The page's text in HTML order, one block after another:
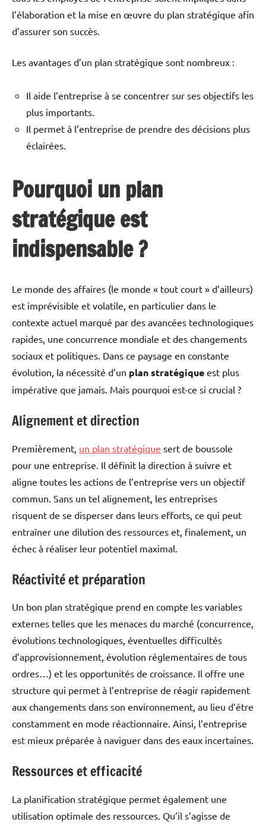
l’élaboration et la mise en œuvre du plan stratégique afin
d’assurer son succès.
Les avantages d’un plan stratégique sont nombreux :
Il aide l’entreprise à se concentrer sur ses objectifs les
plus importants.
Il permet à l’entreprise de prendre des décisions plus
éclairées.
Pourquoi un plan
stratégique est
indispensable ?
Le monde des affaires (le monde « tout court » d’ailleurs)
est imprévisible et volatile, en particulier dans le
contexte actuel marqué par des avancées technologiques
rapides, une concurrence mondiale et des changements
sociaux et politiques. Dans ce paysage en constante
évolution, la nécessité d’un plan stratégique est plus
impérative que jamais. Mais pourquoi est-ce si crucial ?
Alignement et direction
Premièrement, un plan stratégique sert de boussole
pour une entreprise. Il définit la direction à suivre et
aligne toutes les actions de l’entreprise vers un objectif
commun. Sans un tel alignement, les entreprises
risquent de se disperser dans leurs efforts, ce qui peut
entraîner une dilution des ressources et, finalement, un
échec à réaliser leur potentiel maximal.
Réactivité et préparation
Un bon plan stratégique prend en compte les variables
externes telles que les menaces du marché (concurrence,
évolutions technologiques, éventuelles difficultés
d’approvisionnement, évolution réglementaires de tous
ordres…) et les opportunités de croissance. Il offre une
structure qui permet à l’entreprise de réagir rapidement
aux changements dans son environnement, au lieu d’être
constamment en mode réactionnaire. Ainsi, l’entreprise
est mieux préparée à naviguer dans des eaux incertaines.
Ressources et efficacité
La planification stratégique permet également une
utilisation optimale des ressources. Qu’il s’agisse de